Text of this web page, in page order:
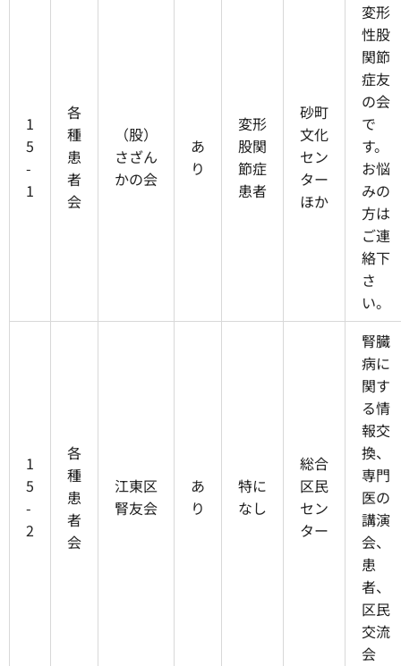
1
5
-
1
各
種
患
者
会
（股）
さざん
かの会
あ
り
変形
股関
節症
患者
砂町
文化
セン
ター
ほか
変形
性股
関節
症友
の会
で
す。
お悩
みの
方は
ご連
絡下
さ
い。
1
5
-
2
各
種
患
者
会
江東区
腎友会
あ
り
特に
なし
総合
区民
セン
ター
腎臓
病に
関す
る情
報交
換、
専門
医の
講演
会、
患
者、
区民
交流
会